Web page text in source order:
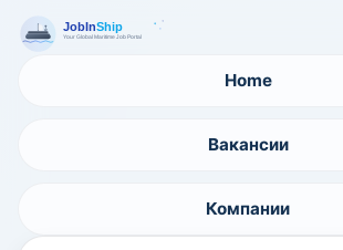
Home
Вакансии
Компании